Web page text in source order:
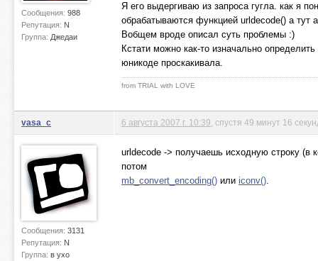
Сообщения: 988
Репутация: N
Группа: Джедаи
Я его выдергиваю из запроса гугла. как я
обрабатываются функцией urldecode() а тут
Вобщем вроде описал суть проблемы :)
Кстати можно как-то изначально
юникоде проскакивала.
from TRIAL with LOVE
vasa_c
Сообщения: 3131
Репутация: N
Группа: в ухо
6 августа 2007 г. 10:39 , спустя 49 минут 16
urldecode -> получаешь исходную строку (в
потом
mb_convert_encoding() или iconv().